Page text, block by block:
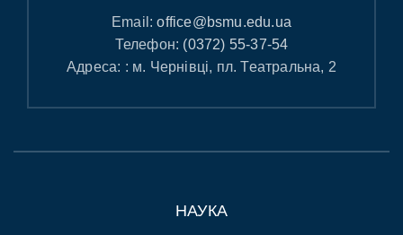
Email:office@bsmu.edu.ua
Телефон: (0372) 55-37-54
Адреса: : м. Чернівці, пл. Театральна, 2
НАУКА